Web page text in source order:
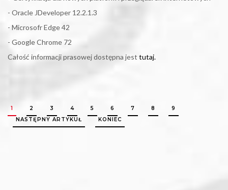
- Oracle JDeveloper 12.2.1.3
- Microsofr Edge 42
- Google Chrome 72
Całość informacji prasowej dostępna jest tutaj.
1 2 3 4 5 6 7 8
9
NASTĘPNY ARTYKUŁ
KONIEC